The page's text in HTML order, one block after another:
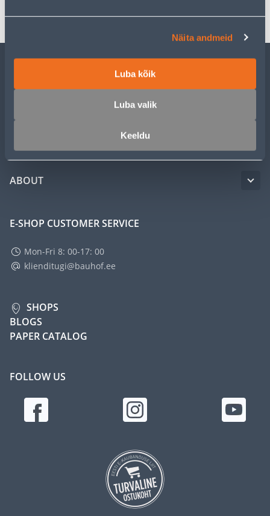
Näita andmeid
Luba kõik
Luba valik
Keeldu
MASTERS CLUB
ABOUT
E-SHOP CUSTOMER SERVICE
Mon-Fri 8: 00-17: 00
klienditugi@bauhof.ee
SHOPS
BLOGS
PAPER CATALOG
FOLLOW US